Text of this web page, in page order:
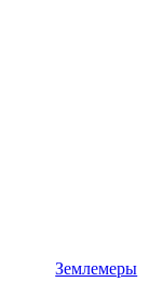
Землемеры